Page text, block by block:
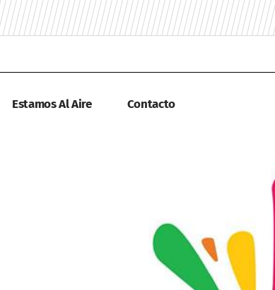
Estamos Al Aire Contacto